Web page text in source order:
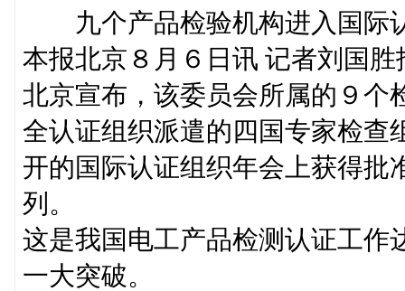
九个产品检验机构进入国际
本报北京８月６日讯 记者刘国
北京宣布，该委员会所属的９个
全认证组织派遣的四国专家检查
开的国际认证组织年会上获得批
列。
这是我国电工产品检测认证工作
一大突破。